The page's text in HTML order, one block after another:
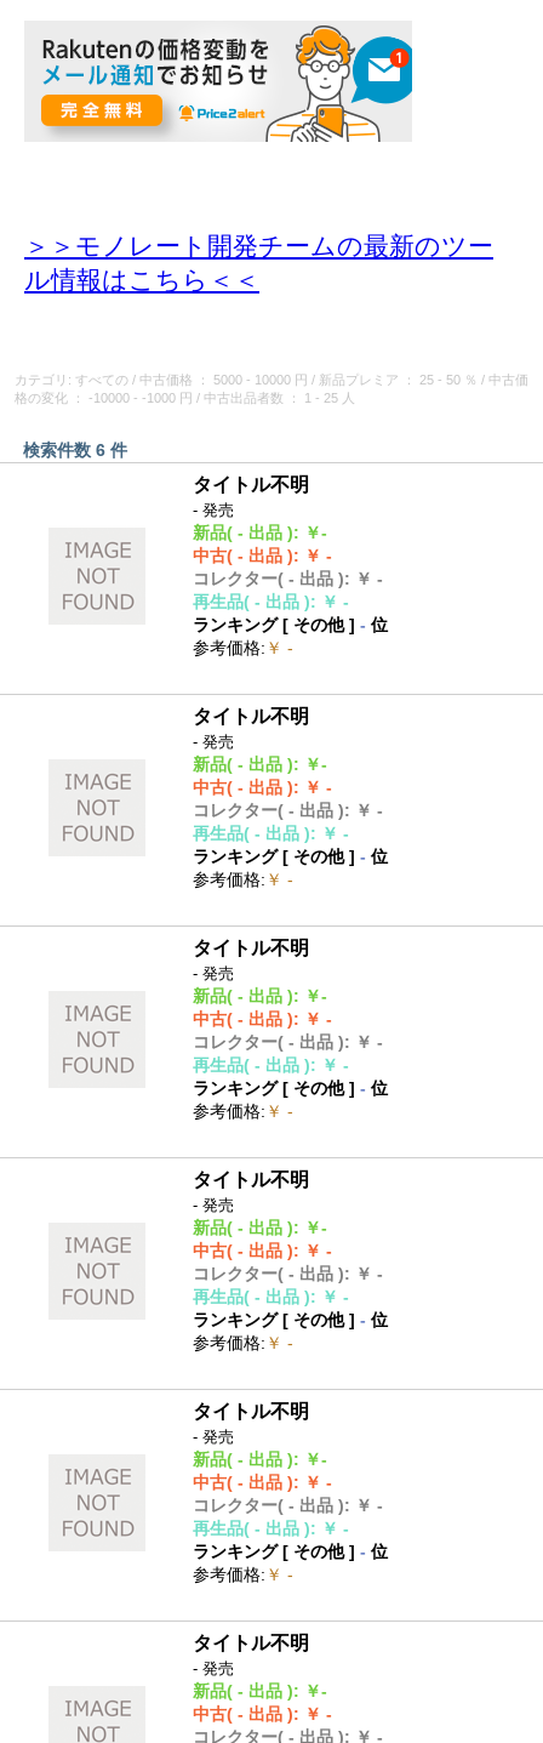
＞＞モノレート開発チームの最新のツー
ル情報はこちら＜＜
カテゴリ: すべての / 中古価格 ： 5000 - 10000 円 / 新品プレミア ： 25 - 50 ％ / 中古価
格の変化
： -10000 - -1000 円 / 中古出品者数 ： 1 - 25 人
検索件数 6 件
タイトル不明
- 発売
新品( - 出品 ): ￥-
中古( - 出品 ): ￥ -
コレクター( - 出品 ): ￥ -
再生品( - 出品 ): ￥ -
ランキング [ その他]- 位
参考価格: ￥ -
タイトル不明
- 発売
新品( - 出品 ): ￥-
中古( - 出品 ): ￥ -
コレクター( - 出品 ): ￥ -
再生品( - 出品 ): ￥ -
ランキング [ その他]- 位
参考価格: ￥ -
タイトル不明
- 発売
新品( - 出品 ): ￥-
中古( - 出品 ): ￥ -
コレクター( - 出品 ): ￥ -
再生品( - 出品 ): ￥ -
ランキング [ その他]- 位
参考価格: ￥ -
タイトル不明
- 発売
新品( - 出品 ): ￥-
中古( - 出品 ): ￥ -
コレクター( - 出品 ): ￥ -
再生品( - 出品 ): ￥ -
ランキング [ その他]- 位
参考価格: ￥ -
タイトル不明
- 発売
新品( - 出品 ): ￥-
中古( - 出品 ): ￥ -
コレクター( - 出品 ): ￥ -
再生品( - 出品 ): ￥ -
ランキング [ その他]- 位
参考価格: ￥ -
タイトル不明
- 発売
新品( - 出品 ): ￥-
中古( - 出品 ): ￥ -
コレクター( - 出品 ): ￥ -